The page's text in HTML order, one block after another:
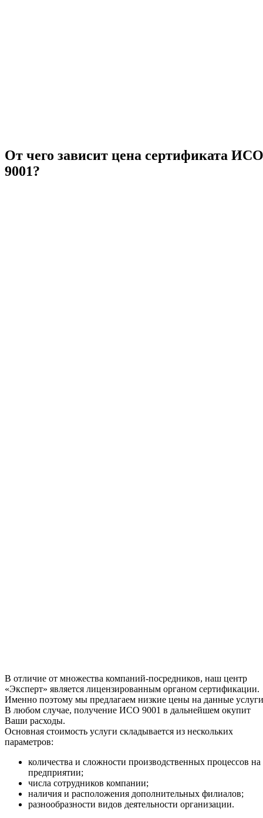
От чего зависит цена сертификата ИСО
9001?
В отличие от множества компаний-посредников, наш центр
«Эксперт» является лицензированным органом сертификации.
Именно поэтому мы предлагаем низкие цены на данные
В любом случае, получение ИСО 9001 в дальнейшем окупит
Ваши расходы.
Основная стоимость услуги складывается из нескольких
параметров:
количества и сложности производственных процессов на
предприятии;
числа сотрудников компании;
наличия и расположения дополнительных филиалов;
разнообразности видов деятельности организации.